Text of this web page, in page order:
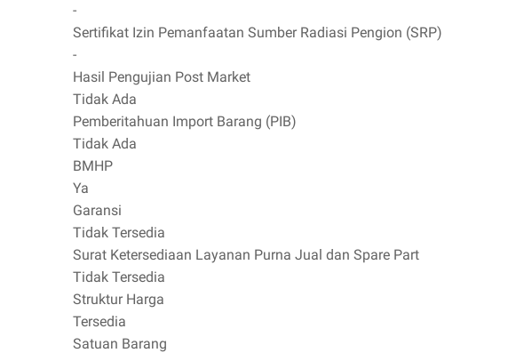
-
Sertifikat Izin Pemanfaatan Sumber Radiasi Pengion (SRP)
-
Hasil Pengujian Post Market
Tidak Ada
Pemberitahuan Import Barang (PIB)
Tidak Ada
BMHP
Ya
Garansi
Tidak Tersedia
Surat Ketersediaan Layanan Purna Jual dan Spare Part
Tidak Tersedia
Struktur Harga
Tersedia
Satuan Barang